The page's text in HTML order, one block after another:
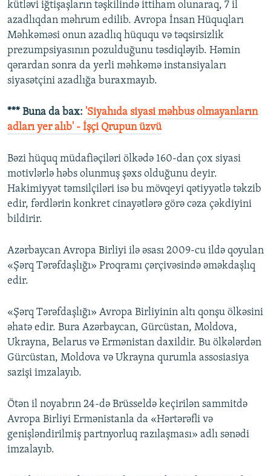
kütləvi iğtişaşların təşkilində ittiham olunaraq, 7 il
azadlıqdan məhrum edilib. Avropa İnsan Hüquqları
Məhkəməsi onun azadlıq hüququ və təqsirsizlik
prezumpsiyasının pozulduğunu təsdiqləyib. Həmin
qərardan sonra da yerli məhkəmə instansiyaları
siyasətçini azadlığa buraxmayıb.
*** Buna da bax: 'Siyahıda siyasi məhbus olmayanların
adları yer alıb' - İşçi Qrupun üzvü
Bəzi hüquq müdafiəçiləri ölkədə 160-dan çox siyasi
motivlərlə həbs olunmuş şəxs olduğunu deyir.
Hakimiyyət təmsilçiləri isə bu mövqeyi qətiyyətlə təkzib
edir, fərdlərin konkret cinayətlərə görə cəza çəkdiyini
bildirir.
Azərbaycan Avropa Birliyi ilə əsası 2009-cu ildə qoyulan
«Şərq Tərəfdaşlığı» Proqramı çərçivəsində əməkdaşlıq
edir.
«Şərq Tərəfdaşlığı» Avropa Birliyinin altı qonşu ölkəsini
əhatə edir. Bura Azərbaycan, Gürcüstan, Moldova,
Ukrayna, Belarus və Ermənistan daxildir. Bu ölkələrdən
Gürcüstan, Moldova və Ukrayna qurumla assosiasiya
sazişi imzalayıb.
Ötən il noyabrın 24-də Brüsseldə keçirilən sammitdə
Avropa Birliyi Ermənistanla da «Hərtərəfli və
genişləndirilmiş partnyorluq razılaşması» adlı sənədi
imzalayıb.